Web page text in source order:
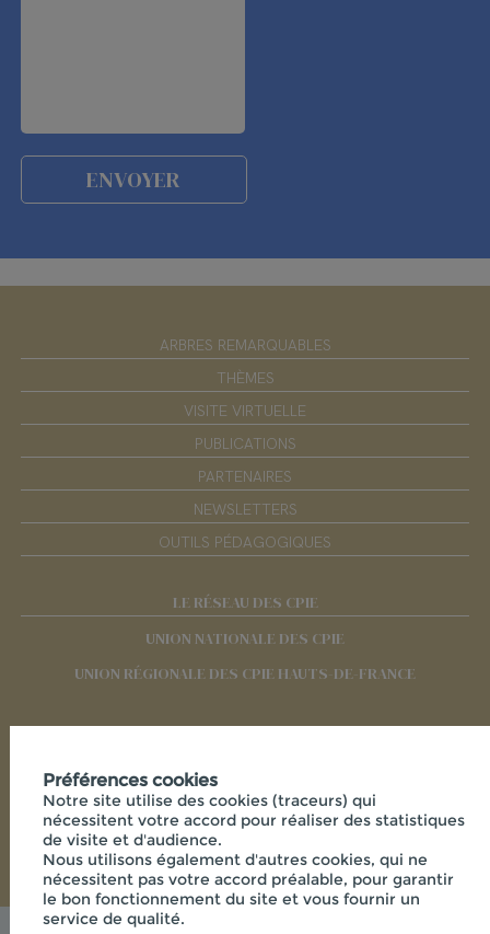
ARBRES REMARQUABLES
THÈMES
VISITE VIRTUELLE
PUBLICATIONS
PARTENAIRES
NEWSLETTERS
OUTILS PÉDAGOGIQUES
LE RÉSEAU DES CPIE
UNION NATIONALE DES CPIE
UNION RÉGIONALE DES CPIE HAUTS-DE-FRANCE
Préférences cookies
Notre site utilise des cookies (traceurs) qui
nécessitent votre accord pour réaliser des statistiques
de visite et d'audience.
Nous utilisons également d'autres cookies, qui ne
nécessitent pas votre accord préalable, pour garantir
le bon fonctionnement du site et vous fournir un
service de qualité.